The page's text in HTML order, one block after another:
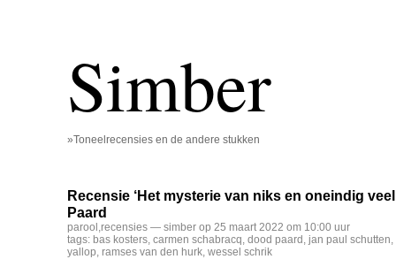
Simber
»Toneelrecensies en de andere stukken
Recensie ‘Het mysterie van niks en oneindig
Paard
parool ,recensies — simber op 25 maart 2022 om 10:00 uur
tags: bas kosters, carmen schabracq, dood paard , jan paul schutten,
yallop, ramses van den hurk, wessel schrik